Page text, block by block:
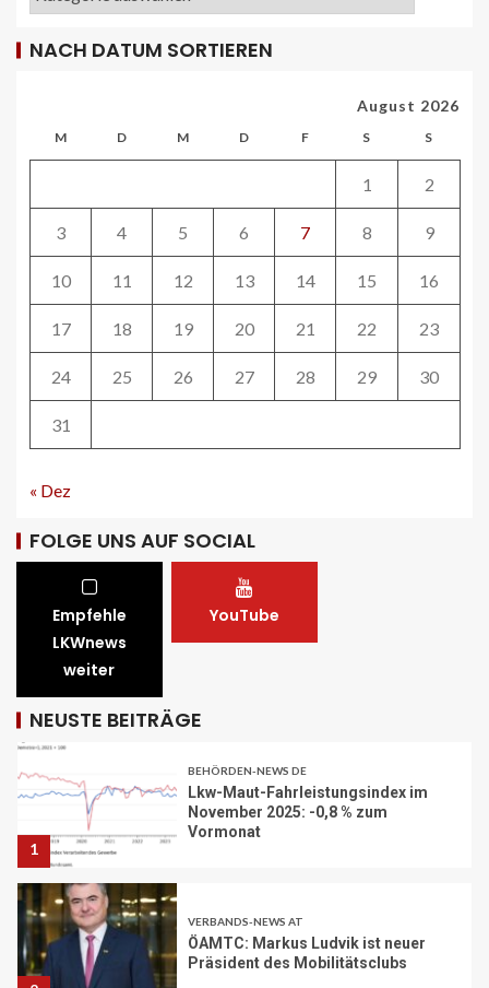
NACH DATUM SORTIEREN
August 2026
M D M D F S S
1 2
3 4 5 6 7 8 9
10 11 12 13 14 15 16
17 18 19 20 21 22 23
24 25 26 27 28 29 30
31
« Dez
FOLGE UNS AUF SOCIAL
Empfehle
LKWnews
weiter
YouTube
NEUSTE BEITRÄGE
REISECAR- UND LINIENBUS-PRODUZENTEN
Infrastrukturbedarf von elektrisch
betriebenen Reisebussen ermitteln
ÖV-NEWS CH
Tramhaltestelle «Bahnhofquai» wird
Fahrplan 2026: Angebotsausbau auf
diversen Linien
29
Baustelle in Winterpause
1
BEHÖRDEN-NEWS DE
Lkw-Maut-Fahrleistungsindex im
November 2025: -0,8 % zum
Vormonat
VERBANDS-NEWS AT
ÖAMTC: Markus Ludvik ist neuer
Präsident des Mobilitätsclubs